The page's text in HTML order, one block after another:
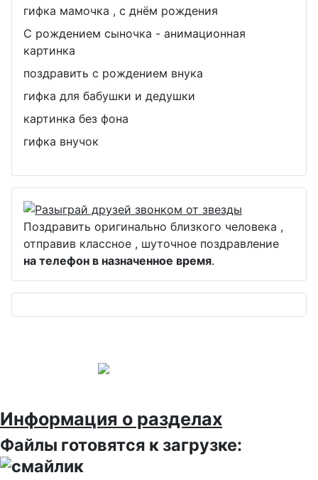
гифка мамочка , с днём рождения
С рождением сыночка - анимационная
картинка
поздравить с рождением внука
гифка для бабушки и дедушки
картинка без фона
гифка внучок
Поздравить оригинально близкого человека ,
отправив классное , шуточное поздравление
на телефон в назначенное время.
Информация о разделах
Файлы готовятся к загрузке: